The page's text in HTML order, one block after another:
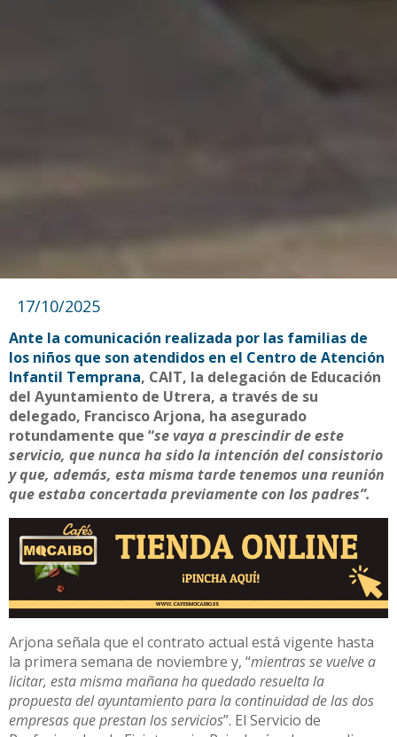
17/10/2025
Ante la comunicación realizada por las familias de
los niños que son atendidos en el Centro de Atención
Infantil Temprana, CAIT, la delegación de Educación
del Ayuntamiento de Utrera, a través de su
delegado, Francisco Arjona, ha asegurado
rotundamente que “se vaya a prescindir de este
servicio, que nunca ha sido la intención del consistorio
y que, además, esta misma tarde tenemos una reunión
que estaba concertada previamente con los padres”.
Arjona señala que el contrato actual está vigente hasta
la primera semana de noviembre y, “mientras se vuelve a
licitar, esta misma mañana ha quedado resuelta la
propuesta del ayuntamiento para la continuidad de las dos
empresas que prestan los servicios”. El Servicio de